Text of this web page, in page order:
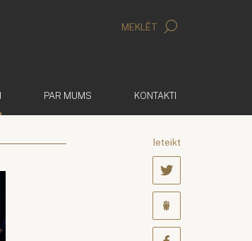
MEKLĒT
PAR MUMS KONTAKTI
Ieteikt